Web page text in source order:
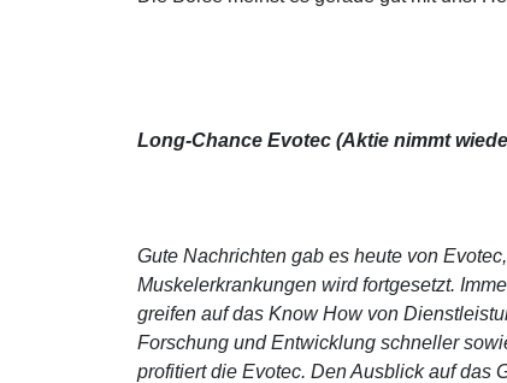
Long-Chance Evotec (Aktie nimmt
Gute Nachrichten gab es heute von
Muskelerkrankungen wird fortgesetzt.
greifen auf das Know How von
Forschung und Entwicklung schneller
profitiert die Evotec. Den Ausblick auf das